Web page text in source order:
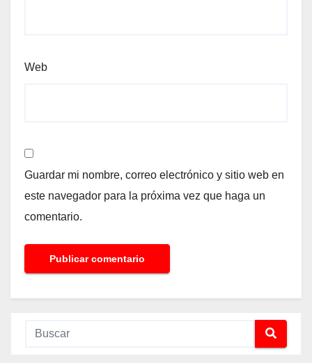
Web
Guardar mi nombre, correo electrónico y sitio web en
este navegador para la próxima vez que haga un
comentario.